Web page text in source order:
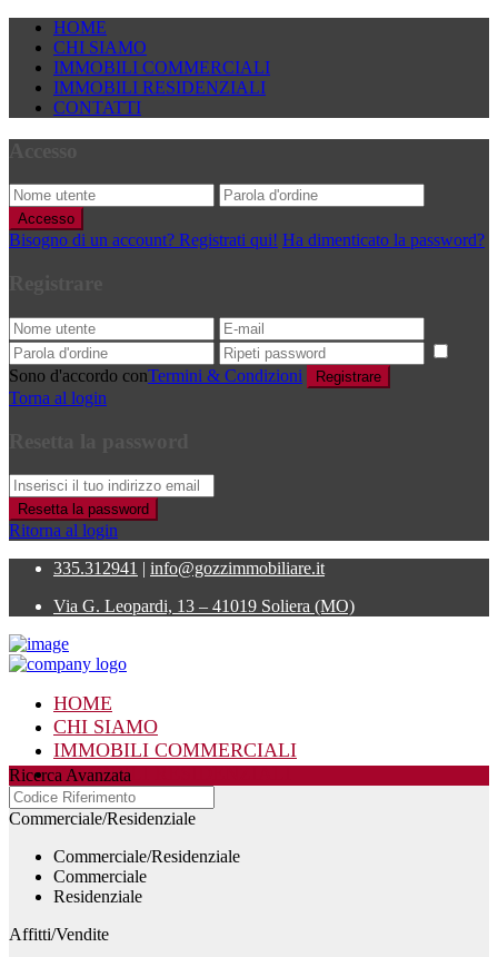
HOME
CHI SIAMO
IMMOBILI COMMERCIALI
IMMOBILI RESIDENZIALI
CONTATTI
Accesso
Bisogno di un account? Registrati qui! Ha dimenticato la password?
Sono d'accordo conTermini & Condizioni Registrare
Torna al login
Resetta la password
Ritorna al login
335.312941 | info@gozzimmobiliare.it
Via G. Leopardi, 13 – 41019 Soliera (MO)
HOME
CHI SIAMO
IMMOBILI COMMERCIALI
IMMOBILI RESIDENZIALI
CONTATTI
Ricerca Avanzata
Commerciale/Residenziale
Commerciale/Residenziale
Commerciale
Residenziale
Affitti/Vendite